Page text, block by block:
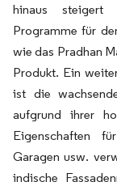
hinaus steigert
Programme für
wie das Pradhan
Produkt. Ein
ist die
aufgrund ihrer
Eigenschaften
Garagen usw.
indische